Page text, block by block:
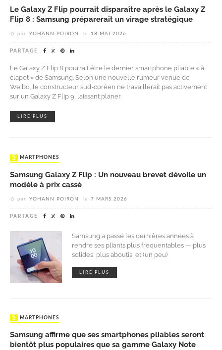
Le Galaxy Z Flip pourrait disparaître après le Galaxy Z
Flip 8 : Samsung préparerait un virage stratégique
par YOHANN POIRON le 18 MAI 2026
PARTAGE
Le Galaxy Z Flip 8 pourrait être le dernier smartphone pliable « à
clapet » de Samsung. Selon une nouvelle rumeur venue de
Weibo, le constructeur sud-coréen ne travaillerait pas activement
sur un Galaxy Z Flip 9, laissant planer
LIRE PLUS
SMARTPHONES
Samsung Galaxy Z Flip : Un nouveau brevet dévoile un
modèle à prix cassé
par YOHANN POIRON le 7 MARS 2026
PARTAGE
Samsung a passé les dernières années à
rendre ses pliants plus fréquentables — plus
solides, plus aboutis, et (un peu)
LIRE PLUS
SMARTPHONES
Samsung affirme que ses smartphones pliables seront
bientôt plus populaires que sa gamme Galaxy Note